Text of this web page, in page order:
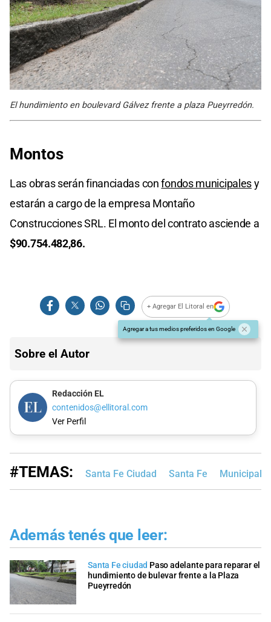
El hundimiento en boulevard Gálvez frente a plaza Pueyrredón.
Montos
Las obras serán financiadas confondos municipalesy
estarán a cargo de la empresa Montaño
Construcciones SRL. El monto del contrato asciende a
$90.754.482,86.
+ Agregar El Litoral en
Agregar a tus medios preferidos en Google
Sobre el Autor
Redacción EL
contenidos@ellitoral.com
Ver Perfil
#TEMAS: Santa Fe Ciudad Santa Fe
Además tenés que leer:
Santa Fe ciudad Paso adelante para reparar el
hundimiento de bulevar frente a la Plaza
Pueyrredón